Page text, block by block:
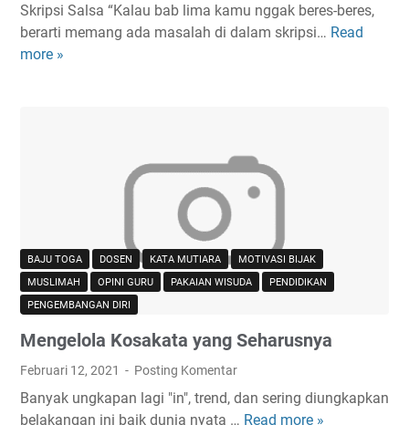
Skripsi Salsa “Kalau bab lima kamu nggak beres-beres,
berarti memang ada masalah di dalam skripsi… Read
more »
K
a
n
g
T
o
g
W
BAJU TOGA DOSEN KATA MUTIARA
MOTIVASI BIJAK
MUSLIMAH
OPINI GURU PAKAIAN WISUDA
PENDIDIKAN
PENGEMBANGAN DIRI
Mengelola Kosakata yang Seharusnya
Februari 12, 2021 Posting Komentar
Banyak ungkapan lagi "in", trend, dan sering diungkapkan
belakangan ini baik dunia nyata … Read more »